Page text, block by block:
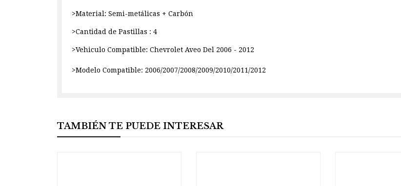
>Material: Semi-metálicas + Carbón
>Cantidad de Pastillas : 4
>Vehiculo Compatible: Chevrolet Aveo Del 2006 - 2012
>Modelo Compatible: 2006/2007/2008/2009/2010/2011/2012
TAMBIÉN TE PUEDE INTERESAR